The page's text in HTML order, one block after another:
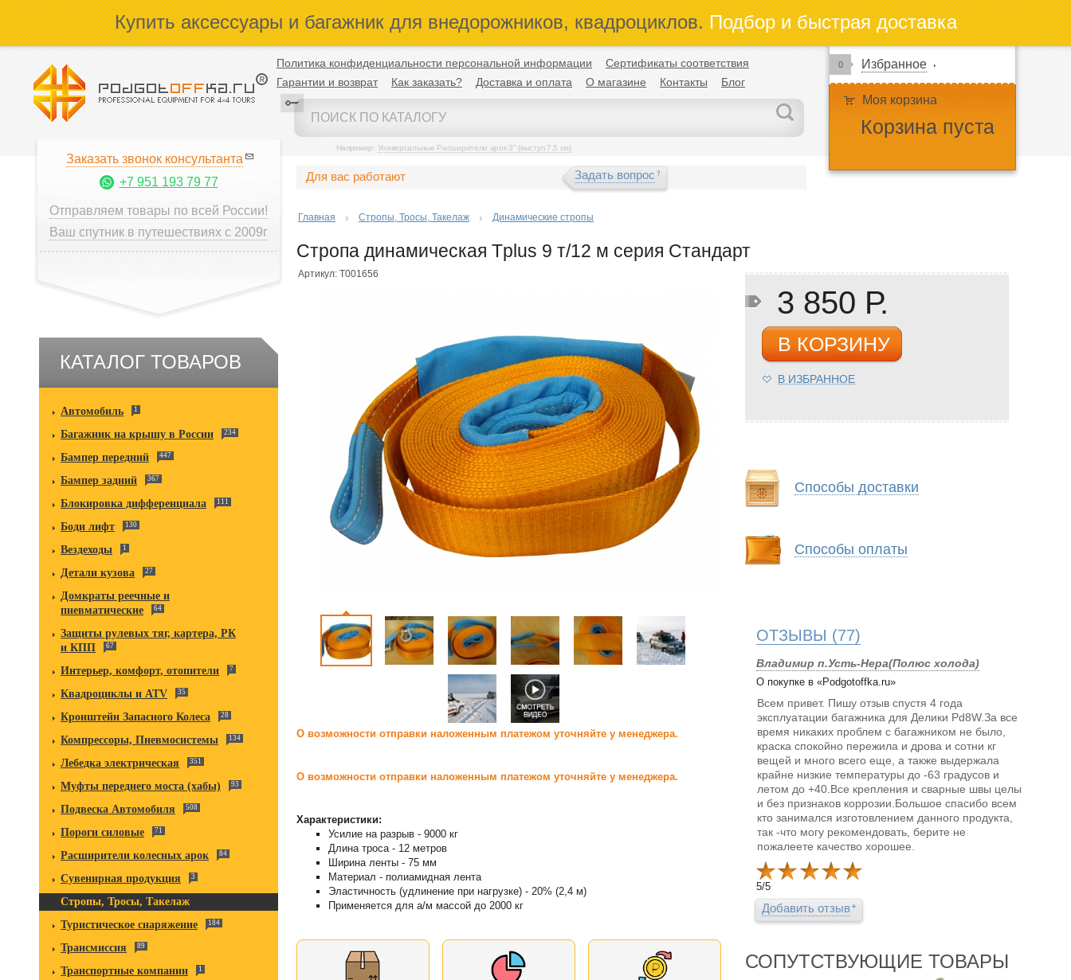
Купить аксессуары и багажник для внедорожников, квадроциклов.Подбор и быстрая доставка
Политика конфиденциальности персональной информации
Сертификаты соответствия
Гарантии и возврат
Как заказать? Доставка и оплата О магазине Контакты Блог
Например: Универсальные Расширители арок 3" (выступ 7,5 см)
0 Избранное
Моя корзина
Корзина пуста
Заказать звонок консультанта
+7 951 193 79 77
Отправляем товары по всей России!
Ваш спутник в путешествиях с 2009г
КАТАЛОГ ТОВАРОВ
Автомобиль 1
Багажник на крышу в России 234
Бампер передний 447
Бампер задний 367
Блокировка дифференциала 111
Боди лифт 130
Вездеходы 1
Детали кузова 27
Домкраты реечные и
пневматические
64
Защиты рулевых тяг, картера, РК
и КПП
67
Интерьер, комфорт, отопители 7
Квадроциклы и ATV 35
Кронштейн Запасного Колеса 28
Компрессоры, Пневмосистемы 134
Лебедка электрическая 351
Муфты переднего моста (хабы) 93
Подвеска Автомобиля 508
Пороги силовые 71
Расширители колесных арок 84
Сувенирная продукция 3
Стропы, Тросы, Такелаж
Туристическое снаряжение
184
Трансмиссия 89
Транспортные компании 1
Для вас работают Задать вопрос
Главная Стропы, Тросы, Такелаж Динамические стропы
Стропа динамическая Tplus 9 т/12 м серия Стандарт
Артикул: Т001656
О возможности отправки наложенным платежом уточняйте у менеджера.
О возможности отправки наложенным платежом уточняйте у менеджера.
Характеристики:
Усилие на разрыв - 9000 кг
Длина троса - 12 метров
Ширина ленты - 75 мм
Материал - полиамидная лента
Эластичность (удлинение при нагрузке) - 20% (2,4 м)
Применяется для а/м массой до 2000 кг
3 850 Р.
В КОРЗИНУ
В ИЗБРАННОЕ
Способы доставки
Способы оплаты
ОТЗЫВЫ (77)
Владимир п.Усть-Нера(Полюс холода)
О покупке в «Podgotoffka.ru»
Всем привет. Пишу отзыв спустя 4 года
эксплуатации багажника для Делики Pd8W.За все
время никаких проблем с багажником не было,
краска спокойно пережила и дрова и сотни кг
вещей и много всего еще, а также выдержала
крайне низкие температуры до -63 градусов и
летом до +40.Все крепления и сварные швы целы
и без признаков коррозии.Большое спасибо всем
кто занимался изготовлением данного продукта,
так -что могу рекомендовать, берите не
пожалеете качество хорошее.
5/5
Добавить отзыв
СОПУТСТВУЮЩИЕ ТОВАРЫ